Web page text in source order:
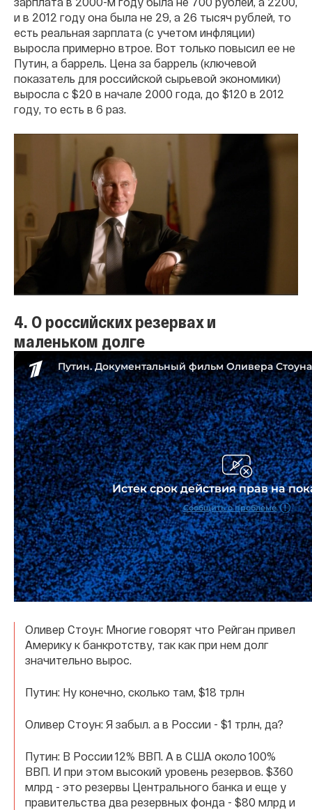
и в 2012 году она была не 29, а 26 тысяч рублей, то
есть реальная зарплата (с учетом инфляции)
выросла примерно втрое. Вот только повысил ее не
Путин, а баррель. Цена за баррель (ключевой
показатель для российской сырьевой экономики)
выросла с $20 в начале 2000 года, до $120 в 2012
году, то есть в 6 раз.
4. О российских резервах и
маленьком долге
Оливер Стоун: Многие говорят что Рейган привел
Америку к банкротству, так как при нем долг
значительно вырос.
Путин: Ну конечно, сколько там, $18 трлн
Оливер Стоун: Я забыл. а в России - $1 трлн, да?
Путин: В России 12% ВВП. А в США около 100%
ВВП. И при этом высокий уровень резервов. $360
млрд - это резервы Центрального банка и еще у
правительства два резервных фонда - $80 млрд и